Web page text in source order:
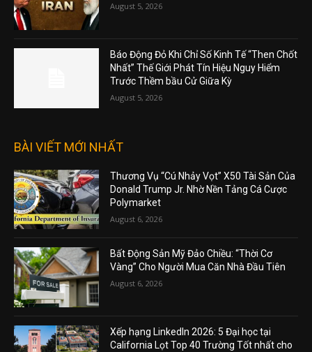
August 5, 2026
Báo Động Đỏ Khi Chỉ Số Kinh Tế “Then Chốt
Nhất” Thế Giới Phát Tín Hiệu Nguy Hiểm
Trước Thềm bầu Cử Giữa Kỳ
August 5, 2026
BÀI VIẾT MỚI NHẤT
Thương Vụ “Cú Nhảy Vọt” X50 Tài Sản Của
Donald Trump Jr. Nhờ Nền Tảng Cá Cược
Polymarket
August 6, 2026
Bất Động Sản Mỹ Đảo Chiều: “Thời Cơ
Vàng” Cho Người Mua Căn Nhà Đầu Tiên
August 6, 2026
Xếp hạng LinkedIn 2026: 5 Đại học tại
California Lọt Top 40 Trường Tốt nhất cho